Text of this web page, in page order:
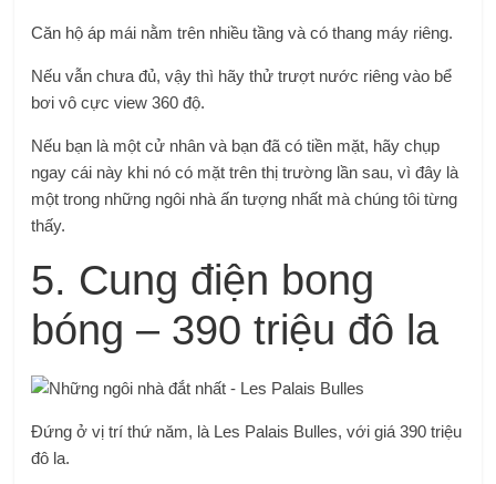
Căn hộ áp mái nằm trên nhiều tầng và có thang máy riêng.
Nếu vẫn chưa đủ, vậy thì hãy thử trượt nước riêng vào bể
bơi vô cực view 360 độ.
Nếu bạn là một cử nhân và bạn đã có tiền mặt, hãy chụp
ngay cái này khi nó có mặt trên thị trường lần sau, vì đây là
một trong những ngôi nhà ấn tượng nhất mà chúng tôi từng
thấy.
5. Cung điện bong
bóng – 390 triệu đô la
Đứng ở vị trí thứ năm, là Les Palais Bulles, với giá 390 triệu
đô la.